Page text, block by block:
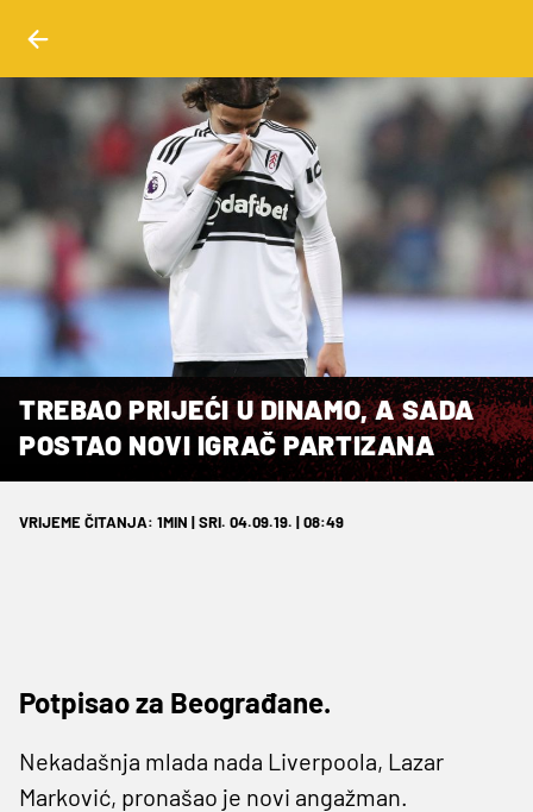
TREBAO PRIJEĆI U DINAMO, A SADA
POSTAO NOVI IGRAČ PARTIZANA
VRIJEME ČITANJA: 1MIN | SRI. 04.09.19. | 08:49
Potpisao za Beograđane.
Nekadašnja mlada nada Liverpoola, Lazar
Marković, pronašao je novi angažman.